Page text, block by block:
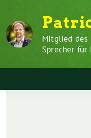
Inhalt
springen
zum
Inhalt
Mitglied des
Sprecher für